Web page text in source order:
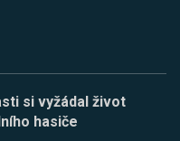
si vyžádal život
hasiče